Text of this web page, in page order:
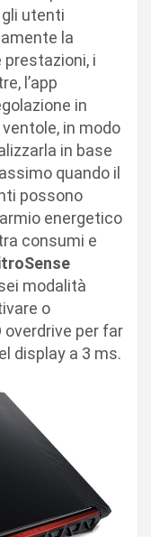
utenti
la
i
l’app
in
in modo
in base
quando il
possono
energetico
consumi e
modalità
o
overdrive per far
display a 3 ms.